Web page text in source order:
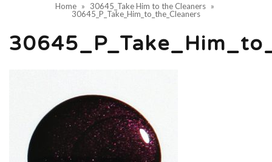
Home » 30645_Take Him to the Cleaners »
30645_P_Take_Him_to_the_Cleaners